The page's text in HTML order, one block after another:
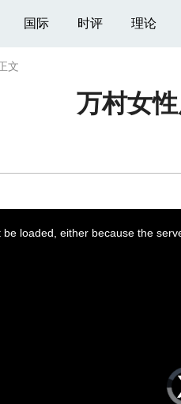
国际 时评 理论
文
万村女
is
loaded, either because the